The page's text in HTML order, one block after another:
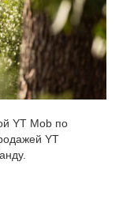
YT Mob по
YT